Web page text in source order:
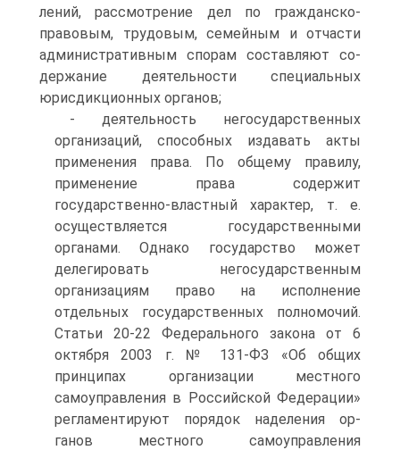
лений, рассмотрение дел по гражданско-
правовым, трудовым, семейным и отчасти
административным спорам составляют со­
держание деятельности специальных
юрисдикционных органов;
- деятельность негосударственных
организаций, способных издавать акты
применения права. По общему правилу,
примене­ние права содержит
государственно-властный характер, т. е.
осуществляется государственными
органами. Однако государст­во может
делегировать негосударственным
организациям право на исполнение
отдельных государственных полномочий.
Ста­тьи 20-22 Федерального закона от 6
октября 2003 г. № 131-ФЗ «Об общих
принципах организации местного
самоуправления в Российской Федерации»
регламентируют порядок наделения ор­
ганов местного самоуправления